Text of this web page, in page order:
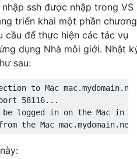
ssh được nhập trong VS
triển khai một phần chương
cầu để thực hiện các tác vụ
dụng Nhà môi giới. Nhật
sau:
to Mac
58116...
be logged in on the Mac in